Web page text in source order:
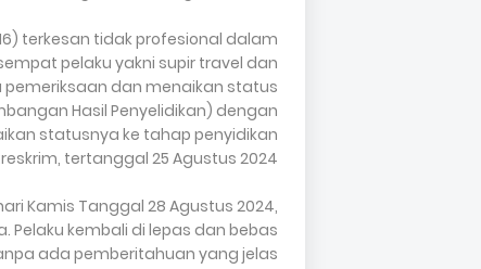
terkesan tidak profesional dalam
pelaku yakni supir travel dan
pemeriksaan dan menaikan status
Hasil Penyelidikan) dengan
statusnya ke tahap penyidikan
tertanggal 25 Agustus 2024.
Kamis Tanggal 28 Agustus 2024,
kembali di lepas dan bebas
ada pemberitahuan yang jelas.